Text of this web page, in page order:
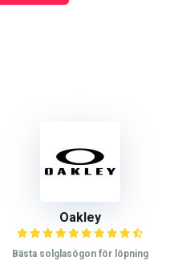
Oakley
Bästa solglasögon för löpning